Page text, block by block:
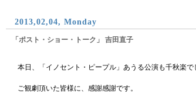
2013,02,04, Monday
「ポスト・ショー・トーク」 吉田直子
本日、「イノセント・ピープル」あうる公演も千秋楽で
ご観劇頂いた皆様に、感謝感謝です。